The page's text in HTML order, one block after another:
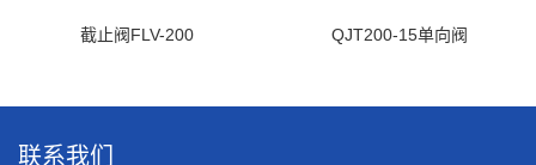
截止阀FLV-200 QJT200-15单向阀
联系我们